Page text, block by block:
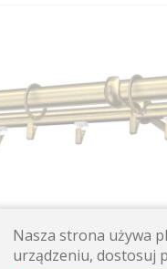
Hybrydowy podwójny ścienny
Nasza strona używa
urządzeniu, dostosuj